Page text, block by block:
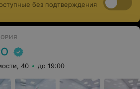
без подтверждения
40 до 19:00